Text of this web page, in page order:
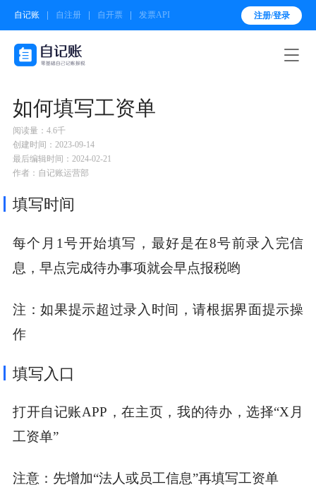
自记账 自注册 自开票 发票API 注册/登录

如何填写工资单
阅读量：4.6千
创建时间：2023-09-14
最后编辑时间：2024-02-21
作者：自记账运营部
填写时间
每个月1号开始填写，最好是在8号前录入完信
息，早点完成待办事项就会早点报税哟
注：如果提示超过录入时间，请根据界面提示操
作
填写入口
打开自记账APP，在主页，我的待办，选择“X月
工资单”
注意：先增加“法人或员工信息”再填写工资单